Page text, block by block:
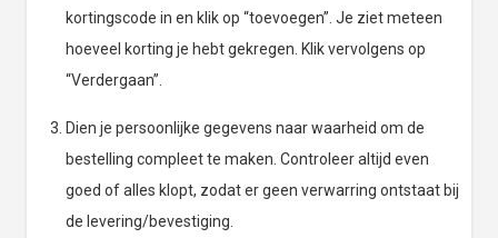
kortingscode in en klik op “toevoegen”. Je ziet meteen
hoeveel korting je hebt gekregen. Klik vervolgens op
“Verdergaan”.
Dien je persoonlijke gegevens naar waarheid om de
bestelling compleet te maken. Controleer altijd even
goed of alles klopt, zodat er geen verwarring ontstaat bij
de levering/bevestiging.